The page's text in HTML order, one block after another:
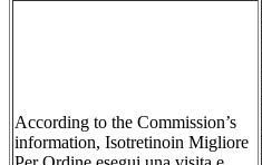
According to the Commission’s
information, Isotretinoin Migliore